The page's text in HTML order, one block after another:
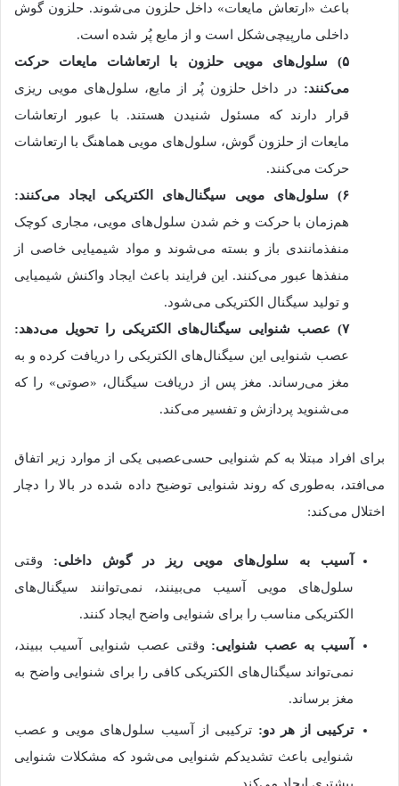
باعث «ارتعاش مایعات» داخل حلزون می‌شوند. حلزون گوش
داخلی مارپیچی‌شکل است و از مایع پُر شده است.
۵) سلول‌های مویی حلزون با ارتعاشات مایعات حرکت
می‌کنند:
در داخل حلزون پُر از مایع، سلول‌‎های مویی ریزی
قرار دارند که مسئول شنیدن هستند. با عبور ارتعاشات
مایعات از حلزون گوش، سلول‌های مویی هماهنگ با ارتعاشات
حرکت می‌کنند.
۶) سلول‌های مویی سیگنال‌های الکتریکی ایجاد می‌کنند:
هم‌زمان با حرکت و خم شدن سلول‌های مویی، مجاری کوچک
منفذمانندی باز و بسته می‌شوند و مواد شیمیایی خاصی از
منفذها عبور می‌کنند. این فرایند باعث ایجاد واکنش شیمیایی
و تولید سیگنال الکتریکی می‌شود.
۷) عصب شنوایی سیگنال‌های الکتریکی را تحویل می‌دهد:
عصب شنوایی این سیگنال‌های الکتریکی را دریافت کرده و به
مغز می‌رساند. مغز پس از دریافت سیگنال، «صوتی» را که
می‌شنوید پردازش و تفسیر می‌کند.
برای افراد مبتلا به کم شنوایی حسی‌عصبی یکی از موارد زیر اتفاق
می‌افتد، به‌طوری که روند شنوایی توضیح داده شده در بالا را دچار
اختلال می‌کند:
آسیب به سلول‌های مویی ریز در گوش داخلی: وقتی
سلول‌های مویی آسیب می‌بینند، نمی‌توانند سیگنال‌های
الکتریکی مناسب را برای شنوایی واضح ایجاد کنند.
آسیب به عصب شنوایی: وقتی عصب شنوایی آسیب ببیند،
نمی‌تواند سیگنال‌های الکتریکی کافی را برای شنوایی واضح به
مغز برساند.
ترکیبی از هر دو: ترکیبی از آسیب سلول‌های مویی و عصب
شنوایی باعث تشدیدکم شنوایی می‌شود که مشکلات شنوایی